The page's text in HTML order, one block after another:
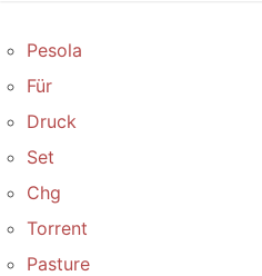
Pesola
Für
Druck
Set
Chg
Torrent
Pasture